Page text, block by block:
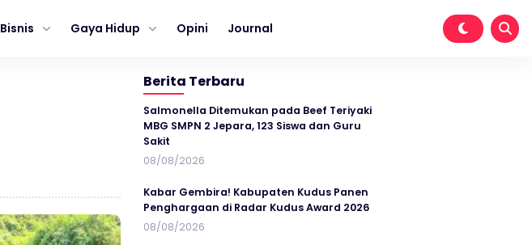
Bisnis Gaya Hidup Opini Journal
Berita Terbaru
Salmonella Ditemukan pada Beef Teriyaki
MBG SMPN 2 Jepara, 123 Siswa dan Guru
Sakit
08/08/2026
Kabar Gembira! Kabupaten Kudus Panen
Penghargaan di Radar Kudus Award 2026
08/08/2026